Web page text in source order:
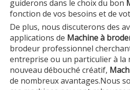
guiderons dans le choix du bon
fonction de vos besoins et de
De plus, nous discuterons des
applications de Machine à
brodeur professionnel
entreprise ou un particulier à la
nouveau débouché créatif,
de nombreux avantages.Nous